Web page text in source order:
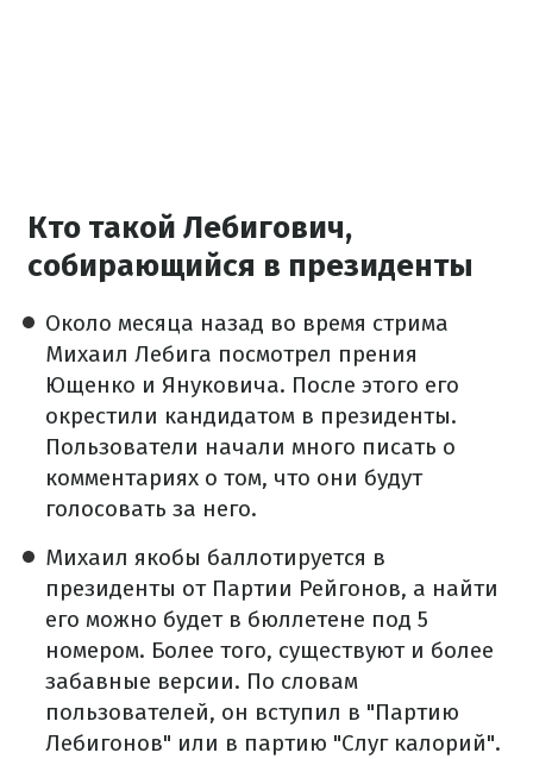
Кто такой Лебигович,
собирающийся в президенты
Около месяца назад во время стрима
Михаил Лебига посмотрел прения
Ющенко и Януковича. После этого его
окрестили кандидатом в президенты.
Пользователи начали много писать о
комментариях о том, что они будут
голосовать за него.
Михаил якобы баллотируется в
президенты от Партии Рейгонов, а найти
его можно будет в бюллетене под 5
номером. Более того, существуют и более
забавные версии. По словам
пользователей, он вступил в "Партию
Лебигонов" или в партию "Слуг калорий".